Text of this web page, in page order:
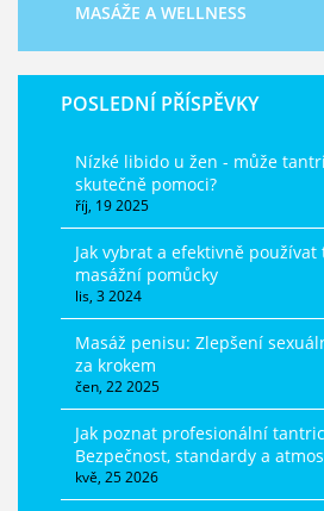
MASÁŽE A WELLNESS
POSLEDNÍ PŘÍSPĚVKY
Nízké libido u žen - může
skutečně pomoci?
říj, 19 2025
Jak vybrat a efektivně
masážní pomůcky
lis, 3 2024
Masáž penisu: Zlepšení
za krokem
čen, 22 2025
Jak poznat profesionální
Bezpečnost, standardy a
kvě, 25 2026